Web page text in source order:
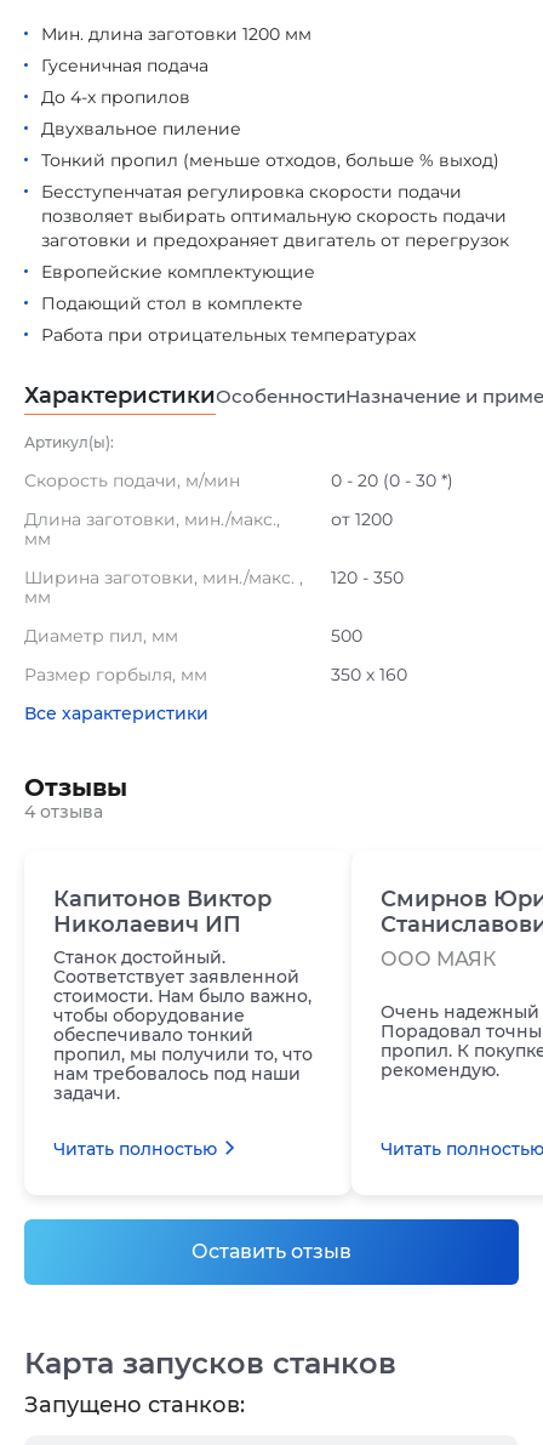
Мин. длина заготовки 1200 мм
Гусеничная подача
До 4-х пропилов
Двухвальное пиление
Тонкий пропил (меньше отходов, больше % выход)
Бесступенчатая регулировка скорости подачи
позволяет выбирать оптимальную скорость подачи
заготовки и предохраняет двигатель от перегрузок
Европейские комплектующие
Подающий стол в комплекте
Работа при отрицательных температурах
ХарактеристикиОсобенностиНазначение и
Артикул(ы):
Скорость подачи, м/мин
0 - 20 (0 - 30 *)
Длина заготовки, мин./макс.,
мм
от 1200
Ширина заготовки, мин./макс. ,
мм
120 - 350
Диаметр пил, мм
500
Размер горбыля, мм
350 х 160
Все характеристики
Карта запусков станков
Запущено станков:
Отзывы
4 отзыва
Капитонов Виктор
Николаевич ИП
Станок достойный.
Соответствует заявленной
стоимости. Нам было важно,
чтобы оборудование
обеспечивало тонкий
пропил, мы получили то, что
нам требовалось под наши
задачи.
Читать полностью
Смирнов
ООО МАЯК
Очень надежный
Порадовал
пропил. К
рекомендую.
Читать полностью
Оставить отзыв